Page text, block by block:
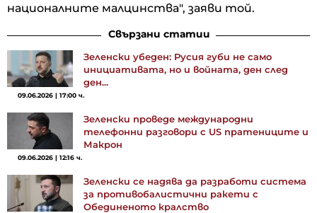
националните малцинства", заяви той.
Свързани статии
Зеленски убеден: Русия губи не само
инициативата, но и войната, ден след
ден...
09.06.2026 | 17:00 ч.
Зеленски проведе международни
телефонни разговори с US пратениците и
Макрон
09.06.2026 | 12:16 ч.
Зеленски се надява да разработи система
за противобалистични ракети с
Обединеното кралство